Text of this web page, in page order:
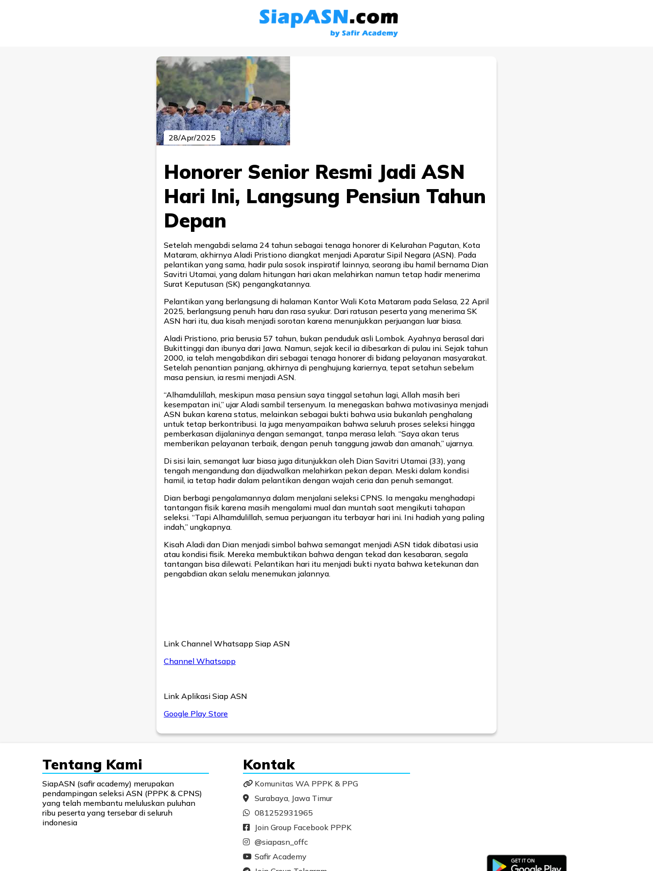
28/Apr/2025
Honorer Senior Resmi Jadi ASN
Hari Ini, Langsung Pensiun Tahun
Depan
Setelah mengabdi selama 24 tahun sebagai tenaga honorer di Kelurahan Pagutan, Kota
Mataram, akhirnya Aladi Pristiono diangkat menjadi Aparatur Sipil Negara (ASN). Pada
pelantikan yang sama, hadir pula sosok inspiratif lainnya, seorang ibu hamil bernama Dian
Savitri Utamai, yang dalam hitungan hari akan melahirkan namun tetap hadir menerima
Surat Keputusan (SK) pengangkatannya.
Pelantikan yang berlangsung di halaman Kantor Wali Kota Mataram pada Selasa, 22 April
2025, berlangsung penuh haru dan rasa syukur. Dari ratusan peserta yang menerima SK
ASN hari itu, dua kisah menjadi sorotan karena menunjukkan perjuangan luar biasa.
Aladi Pristiono, pria berusia 57 tahun, bukan penduduk asli Lombok. Ayahnya berasal dari
Bukittinggi dan ibunya dari Jawa. Namun, sejak kecil ia dibesarkan di pulau ini. Sejak tahun
2000, ia telah mengabdikan diri sebagai tenaga honorer di bidang pelayanan masyarakat.
Setelah penantian panjang, akhirnya di penghujung kariernya, tepat setahun sebelum
masa pensiun, ia resmi menjadi ASN.
“Alhamdulillah, meskipun masa pensiun saya tinggal setahun lagi, Allah masih beri
kesempatan ini,” ujar Aladi sambil tersenyum. Ia menegaskan bahwa motivasinya menjadi
ASN bukan karena status, melainkan sebagai bukti bahwa usia bukanlah penghalang
untuk tetap berkontribusi. Ia juga menyampaikan bahwa seluruh proses seleksi hingga
pemberkasan dijalaninya dengan semangat, tanpa merasa lelah. “Saya akan terus
memberikan pelayanan terbaik, dengan penuh tanggung jawab dan amanah,” ujarnya.
Di sisi lain, semangat luar biasa juga ditunjukkan oleh Dian Savitri Utamai (33), yang
tengah mengandung dan dijadwalkan melahirkan pekan depan. Meski dalam kondisi
hamil, ia tetap hadir dalam pelantikan dengan wajah ceria dan penuh semangat.
Dian berbagi pengalamannya dalam menjalani seleksi CPNS. Ia mengaku menghadapi
tantangan fisik karena masih mengalami mual dan muntah saat mengikuti tahapan
seleksi. “Tapi Alhamdulillah, semua perjuangan itu terbayar hari ini. Ini hadiah yang paling
indah,” ungkapnya.
Kisah Aladi dan Dian menjadi simbol bahwa semangat menjadi ASN tidak dibatasi usia
atau kondisi fisik. Mereka membuktikan bahwa dengan tekad dan kesabaran, segala
tantangan bisa dilewati. Pelantikan hari itu menjadi bukti nyata bahwa ketekunan dan
pengabdian akan selalu menemukan jalannya.
Link Channel Whatsapp Siap ASN
Channel Whatsapp
Link Aplikasi Siap ASN
Google Play Store
Tentang Kami
SiapASN (safir academy) merupakan
pendampingan seleksi ASN (PPPK & CPNS)
yang telah membantu meluluskan puluhan
ribu peserta yang tersebar di seluruh
indonesia
Kontak
Komunitas WA PPPK & PPG
Surabaya, Jawa Timur
081252931965
Join Group Facebook PPPK
@siapasn_offc
Safir Academy